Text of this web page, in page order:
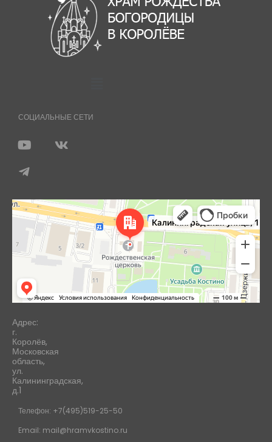
СОЦИАЛЬНЫЕ СЕТИ
Королёв
Яндекс Карты — транспорт, навигация, поиск мест
Адрес:
г.
Королёв,
Московская
область,
ул.
Калининградская,
д.1
Телефон: +7(495)519-25-50
Email: mail@hramvkostino.ru